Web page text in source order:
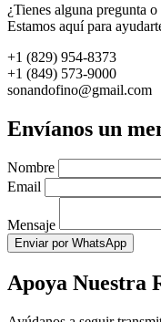
¿Tienes alguna pregunta
Estamos aquí para
+1 (829) 954-8373
+1 (849) 573-9000
sonandofino@gmail.com
Envíanos un
Nombre
Email
Mensaje
Enviar por WhatsApp
Apoya Nuestra